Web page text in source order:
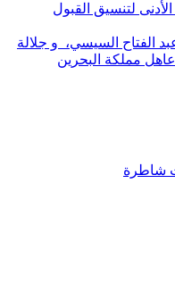
لتنسيق القبول
الفتاح السيسي، و جلالة
مملكة البحرين